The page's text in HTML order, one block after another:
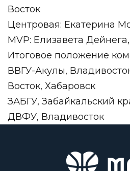
Восток
Центровая: Екатерина
MVP: Елизавета
Итоговое положение
ВВГУ-Акулы,
Восток, Хабаровск
ЗАБГУ, Забайкальский
ДВФУ, Владивосток